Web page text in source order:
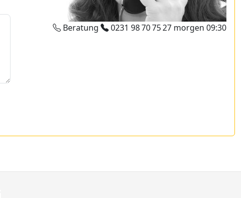
Beratung 0231 98 70 75 27morgen 09:30